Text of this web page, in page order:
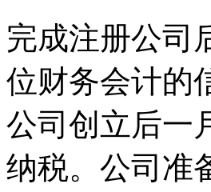
完成注册公司
位财务会计的
公司创立后一
纳税。公司准